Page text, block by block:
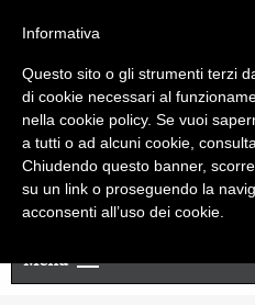
Newsletter
Menu
Informativa
Questo sito o gli strumenti terzi
di cookie necessari al
nella cookie policy. Se vuoi
a tutti o ad alcuni cookie,
Chiudendo questo banner,
su un link o proseguendo la
acconsenti all’uso dei cookie.